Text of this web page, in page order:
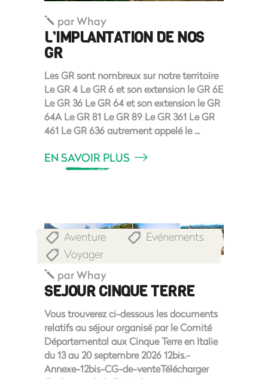
parWhay
L’IMPLANTATION DE NOS
GR
Les GR sont nombreux sur notre territoire
Le GR 4 Le GR 6 et son extension le GR 6E
Le GR 36 Le GR 64 et son extension le GR
64A Le GR 81 Le GR 89 Le GR 361 Le GR
461 Le GR 636 autrement appelé le
EN SAVOIR PLUS
Aventure Evénements
Voyager
parWhay
SEJOUR CINQUE TERRE
Vous trouverez ci-dessous les documents
relatifs au séjour organisé par le Comité
Départemental aux Cinque Terre en Italie
du 13 au 20 septembre 2026 12bis.-
Annexe-12bis-CG-de-venteTélécharger